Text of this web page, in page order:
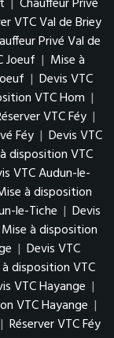
VTC Val de Briey
Privé Val de
Joeuf | Mise à
| Devis VTC
VTC Hom |
VTC Féy |
Féy | Devis VTC
disposition VTC
VTC Audun-le-
à disposition
le-Tiche | Devis
Mise à disposition
| Devis VTC
disposition VTC
VTC Hayange |
VTC Hayange |
| Réserver VTC Féy